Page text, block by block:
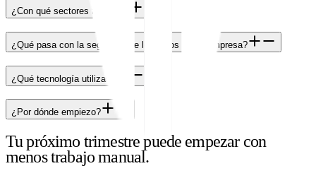
¿Con qué sectores trabajas?
¿Qué pasa con la seguridad de los datos de mi empresa?
¿Qué tecnología utilizas?
¿Por dónde empiezo?
Tu próximo trimestre puede empezar con
menos trabajo manual.